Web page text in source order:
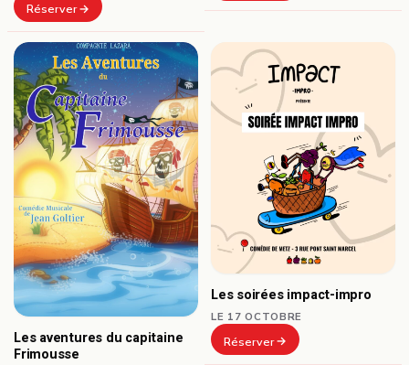
Réserver
Les aventures du capitaine
Frimousse
Les soirées impact-impro
LE 17 OCTOBRE
Réserver